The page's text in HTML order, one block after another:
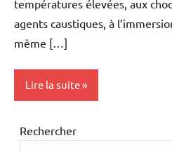
températures élevées, aux
agents caustiques, à
même […]
Lire la suite
Periphériques
Rechercher